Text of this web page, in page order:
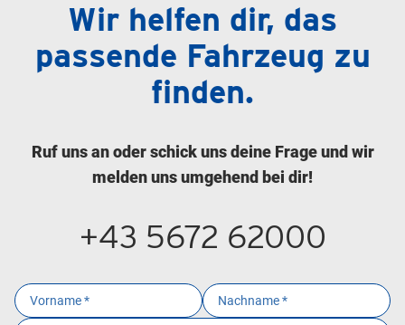
Wir helfen dir, das
passende Fahrzeug zu
finden.
Ruf uns an oder schick uns deine Frage und wir
melden uns umgehend bei dir!
+43 5672 62000